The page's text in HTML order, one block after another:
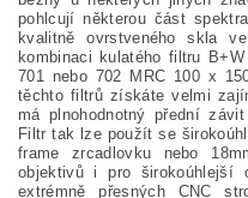
pohlcují některou část
kvalitně ovrstveného skla
kombinaci kulatého filtru
701 nebo 702 MRC 100 x
těchto filtrů získáte velmi
má plnohodnotný přední
Filtr tak lze použít se
frame zrcadlovku nebo
objektivů i pro širokoúhlejší
extrémně přesných CNC